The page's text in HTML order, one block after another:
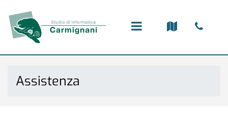
Open menu
Assistenza